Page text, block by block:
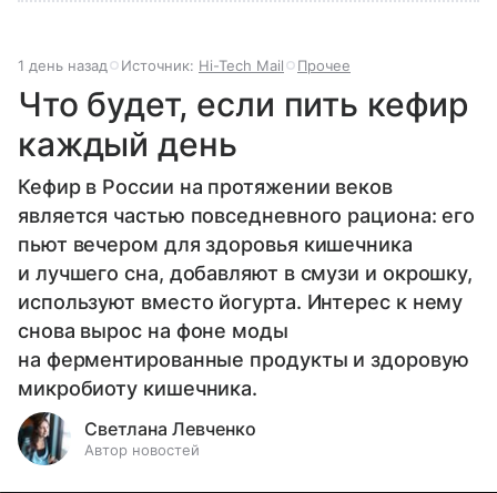
1 день назад Источник: Hi-Tech Mail Прочее
Что будет, если пить кефир
каждый день
Кефир в России на протяжении веков
является частью повседневного рациона: его
пьют вечером для здоровья кишечника
и лучшего сна, добавляют в смузи и окрошку,
используют вместо йогурта. Интерес к нему
снова вырос на фоне моды
на ферментированные продукты и здоровую
микробиоту кишечника.
Светлана Левченко
Автор новостей